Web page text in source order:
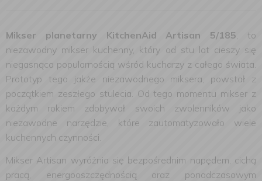
Mikser planetarny KitchenAid Artisan 5/185, to
niezawodny mikser kuchenny, który od stu lat cieszy się
niegasnąca popularnością wśród kucharzy z całego świata.
Prototyp tego jakże niezawodnego miksera, powstał z
początkiem zeszłego stulecia. Od tego momentu mikser z
każdym rokiem zdobywał swoich zwolenników jako
niezawodne narzędzie, które zautomatyzowało wiele
kuchennych czynności.
Mikser Artisan wyróżnia się bezpośrednim napędem, cichą
pracą, energooszczędnością oraz ponadczasowym